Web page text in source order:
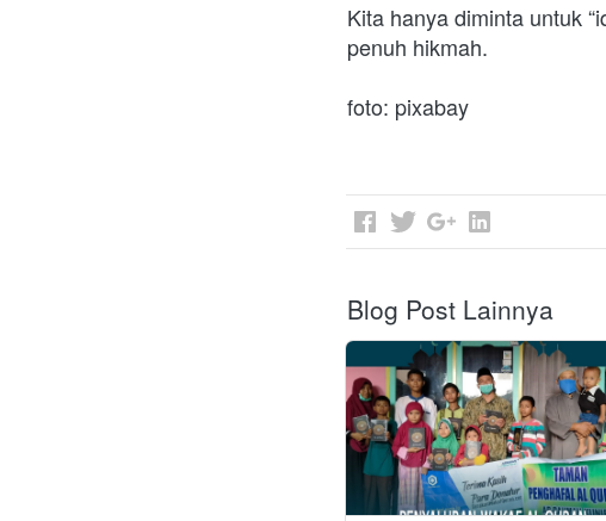
Kita hanya diminta untuk
penuh hikmah.
foto: pixabay
Blog Post Lainnya